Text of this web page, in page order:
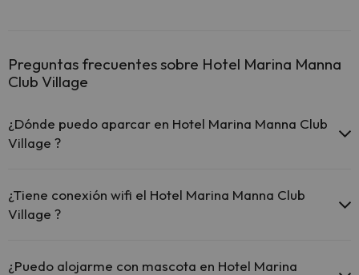
Preguntas frecuentes sobre Hotel Marina Manna
Club Village
¿Dónde puedo aparcar en Hotel Marina Manna Club
Village ?
posibilidades de aparcamiento (bajo disponibilidad):
Parking exterior gratuito
¿Tiene conexión wifi el Hotel Marina Manna Club
Village ?
comunes.
¿Puedo alojarme con mascota en Hotel Marina